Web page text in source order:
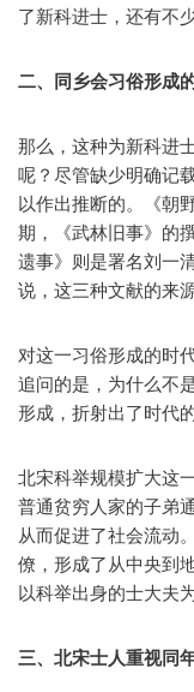
了新科进士，还有不
二、同乡会习俗形成
那么，这种为新科进
呢？尽管缺少明确记
以作出推断的。《朝
期，《武林旧事》的
遗事》则是署名刘一
说，这三种文献的来
对这一习俗形成的时
追问的是，为什么不
形成，折射出了时代的
北宋科举规模扩大这
普通贫穷人家的子弟
从而促进了社会流动
僚，形成了从中央到
以科举出身的士大夫
三、北宋士人重视同